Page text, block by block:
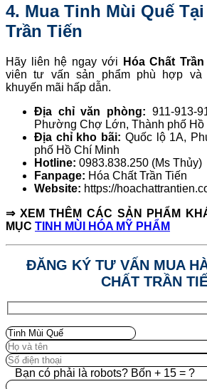
4. Mua Tinh Mùi Quế
Trần Tiến
Hãy liên hệ ngay với Hóa Chất
viên tư vấn sản phẩm phù hợp và
khuyến mãi hấp dẫn.
Địa chỉ văn phòng: 911-913-
Phường Chợ Lớn, Thành phố Hồ
Địa chỉ kho bãi: Quốc lộ 1A,
phố Hồ Chí Minh
Hotline: 0983.838.250 (Ms Thủy)
Fanpage: Hóa Chất Trần Tiến
Website: https://
⇒ XEM THÊM CÁC SẢN PHẨM
MỤC TINH MÙI HÓA MỸ PHẨM
ĐĂNG KÝ TƯ VẤN MUA
CHẤT TRẦN
Bạn có phải là robots? Bốn + 15 = ?